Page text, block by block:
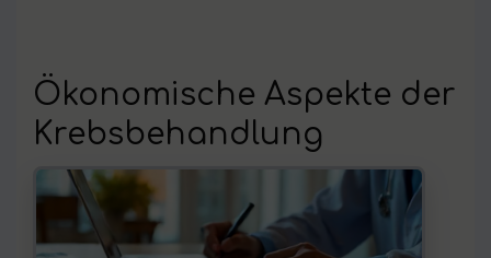
Ökonomische Aspekte der
Krebsbehandlung